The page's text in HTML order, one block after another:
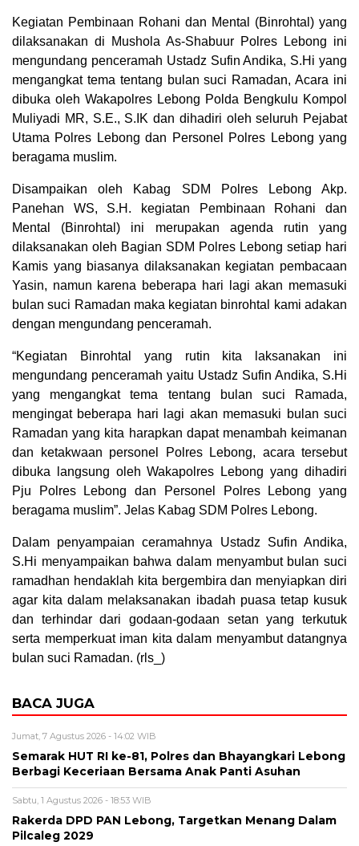
Kegiatan Pembinaan Rohani dan Mental (Binrohtal) yang
dilaksanakan di Mushola As-Shabuur Polres Lebong ini
mengundang penceramah Ustadz Sufin Andika, S.Hi yang
mengangkat tema tentang bulan suci Ramadan, Acara ini
dibuka oleh Wakapolres Lebong Polda Bengkulu Kompol
Muliyadi MR, S.E., S.IK dan dihadiri oleh seluruh Pejabat
Utama Polres Lebong dan Personel Polres Lebong yang
beragama muslim.
Disampaikan oleh Kabag SDM Polres Lebong Akp.
Panehan WS, S.H. kegiatan Pembinaan Rohani dan
Mental (Binrohtal) ini merupakan agenda rutin yang
dilaksanakan oleh Bagian SDM Polres Lebong setiap hari
Kamis yang biasanya dilaksanakan kegiatan pembacaan
Yasin, namun karena beberapa hari lagi akan memasuki
bulan suci Ramadan maka kegiatan binrohtal kami adakan
dengan mengundang penceramah.
“Kegiatan Binrohtal yang rutin kita laksanakan ini
mengundang penceramah yaitu Ustadz Sufin Andika, S.Hi
yang mengangkat tema tentang bulan suci Ramada,
mengingat beberapa hari lagi akan memasuki bulan suci
Ramadan yang kita harapkan dapat menambah keimanan
dan ketakwaan personel Polres Lebong, acara tersebut
dibuka langsung oleh Wakapolres Lebong yang dihadiri
Pju Polres Lebong dan Personel Polres Lebong yang
beragama muslim”. Jelas Kabag SDM Polres Lebong.
Dalam penyampaian ceramahnya Ustadz Sufin Andika,
S.Hi menyampaikan bahwa dalam menyambut bulan suci
ramadhan hendaklah kita bergembira dan menyiapkan diri
agar kita dalam melaksanakan ibadah puasa tetap kusuk
dan terhindar dari godaan-godaan setan yang terkutuk
serta memperkuat iman kita dalam menyambut datangnya
bulan suci Ramadan. (rls_)
BACA JUGA
Jumat, 7 Agustus 2026 - 14:02 WIB
Semarak HUT RI ke-81, Polres dan Bhayangkari Lebong
Berbagi Keceriaan Bersama Anak Panti Asuhan
Sabtu, 1 Agustus 2026 - 18:53 WIB
Rakerda DPD PAN Lebong, Targetkan Menang Dalam
Pilcaleg 2029